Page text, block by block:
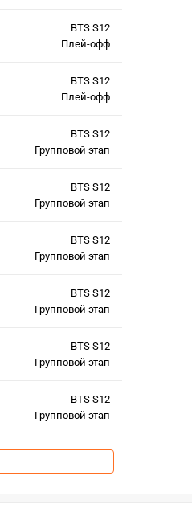
BTS S12
Плей-офф
BTS S12
Плей-офф
BTS S12
Групповой этап
BTS S12
Групповой этап
BTS S12
Групповой этап
BTS S12
Групповой этап
BTS S12
Групповой этап
BTS S12
Групповой этап